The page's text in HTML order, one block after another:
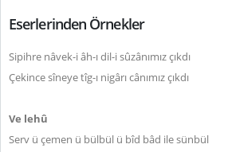
Eserlerinden Örnekler
Sipihre nâvek-i âh-ı dil-i sûzânımız çıkdı
Çekince sîneye tîg-ı nigârı cânımız çıkdı
Ve lehû
Serv ü çemen ü bülbül ü bîd bâd ile sünbül